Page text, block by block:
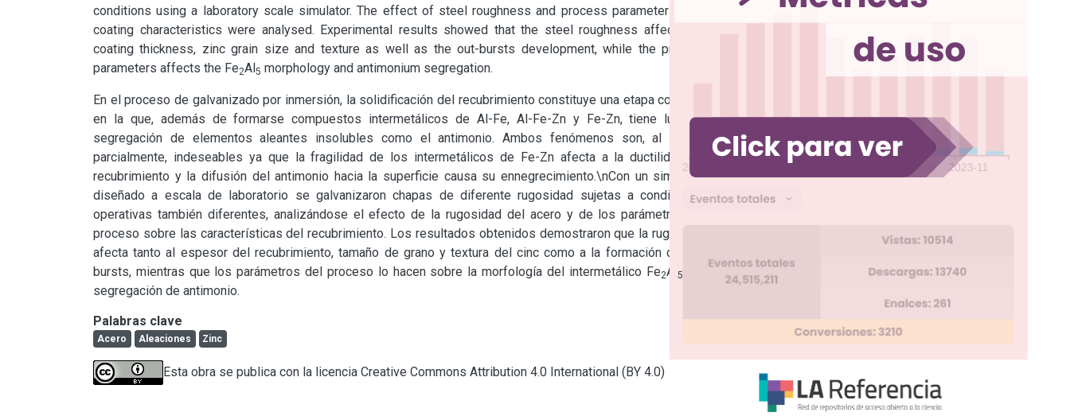
conditions using a laboratory scale simulator. The effect of steel roughness and process parameters upon
coating characteristics were analysed. Experimental results showed that the steel roughness affects the
coating thickness, zinc grain size and texture as well as the out-bursts development, while the process
parameters affects the Fe2Al5 morphology and antimonium segregation.
En el proceso de galvanizado por inmersión, la solidificación del recubrimiento constituye una etapa compleja
en la que, además de formarse compuestos intermetálicos de Al-Fe, Al-Fe-Zn y Fe-Zn, tiene lugar la
segregación de elementos aleantes insolubles como el antimonio. Ambos fenómenos son, al menos
parcialmente, indeseables ya que la fragilidad de los intermetálicos de Fe-Zn afecta a la ductilidad del
recubrimiento y la difusión del antimonio hacia la superficie causa su ennegrecimiento.\nCon un simulador
diseñado a escala de laboratorio se galvanizaron chapas de diferente rugosidad sujetas a condiciones
operativas también diferentes, analizándose el efecto de la rugosidad del acero y de los parámetros del
proceso sobre las características del recubrimiento. Los resultados obtenidos demostraron que la rugosidad
afecta tanto al espesor del recubrimiento, tamaño de grano y textura del cinc como a la formación de out-
bursts, mientras que los parámetros del proceso lo hacen sobre la morfología del intermetálico Fe2Al 5
segregación de antimonio.
Palabras clave
Acero Aleaciones Zinc
Esta obra se publica con la licencia Creative Commons Attribution 4.0 International (BY 4.0)